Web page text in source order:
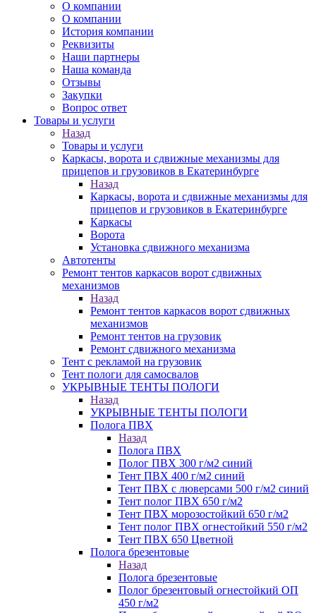
О компании
О компании
История компании
Реквизиты
Наши партнеры
Наша команда
Отзывы
Закупки
Вопрос ответ
Товары и услуги
Назад
Товары и услуги
Каркасы, ворота и сдвижные механизмы для
прицепов и грузовиков в Екатеринбурге
Назад
Каркасы, ворота и сдвижные механизмы для
прицепов и грузовиков в Екатеринбурге
Каркасы
Ворота
Установка сдвижного механизма
Автотенты
Ремонт тентов каркасов ворот сдвижных
механизмов
Назад
Ремонт тентов каркасов ворот сдвижных
механизмов
Ремонт тентов на грузовик
Ремонт сдвижного механизма
Тент с рекламой на грузовик
Тент пологи для самосвалов
УКРЫВНЫЕ ТЕНТЫ ПОЛОГИ
Назад
УКРЫВНЫЕ ТЕНТЫ ПОЛОГИ
Полога ПВХ
Назад
Полога ПВХ
Полог ПВХ 300 г/м2 синий
Тент ПВХ 400 г/м2 синий
Тент ПВХ с люверсами 500 г/м2 синий
Тент полог ПВХ 650 г/м2
Тент ПВХ морозостойкий 650 г/м2
Тент полог ПВХ огнестойкий 550 г/м2
Тент ПВХ 650 Цветной
Полога брезентовые
Назад
Полога брезентовые
Полог брезентовый огнестойкий ОП
450 г/м2